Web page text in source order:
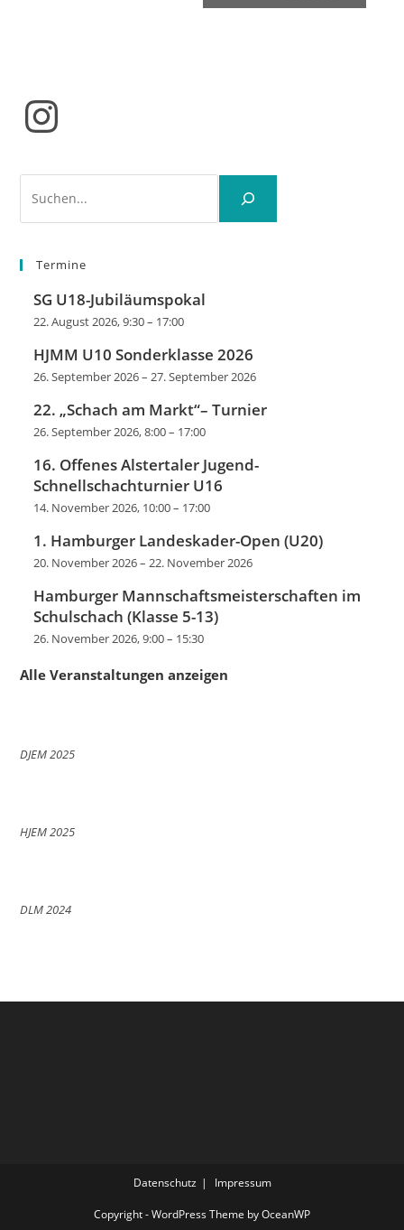
Instagram
Termine
SG U18-Jubiläumspokal
22. August 2026, 9:30– 17:00
HJMM U10 Sonderklasse 2026
26. September 2026–27. September 2026
22. „Schach am Markt“– Turnier
26. September 2026, 8:00– 17:00
16. Offenes Alstertaler Jugend-
Schnellschachturnier U16
14. November 2026, 10:00– 17:00
1. Hamburger Landeskader-Open (U20)
20. November 2026–22. November 2026
Hamburger Mannschaftsmeisterschaften im
Schulschach (Klasse 5-13)
26. November 2026, 9:00– 15:30
Alle Veranstaltungen anzeigen
DJEM 2025
HJEM 2025
DLM 2024
Datenschutz Impressum
Copyright - WordPress Theme by OceanWP